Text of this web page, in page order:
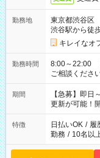
勤務地
東京都渋谷区
渋谷駅から徒
キレイなオ
勤務時間
8:00～22:00
ご相談くださ
期間
【急募】即
更新が可能！
特徴 日払いOK / 履
勤務 / 10名以